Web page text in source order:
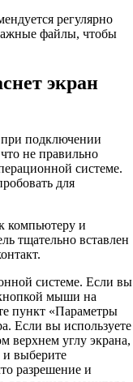
регулярно
файлы, чтобы
экран
при подключении
не правильно
системе.
для
компьютеру и
тщательно вставлен
системе. Если вы
мыши на
пункт «Параметры
Если вы используете
верхнем углу экрана,
выберите
разрешение и